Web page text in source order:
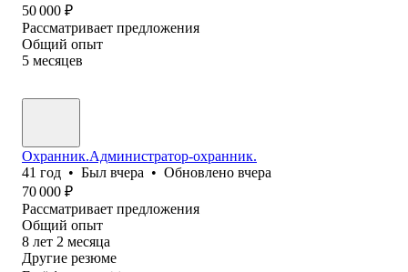
50 000 ₽
Рассматривает предложения
Общий опыт
5 месяцев
Охранник.Администратор-охранник.
41 год • Был вчера • Обновлено вчера
70 000 ₽
Рассматривает предложения
Общий опыт
8 лет 2 месяца
Другие резюме